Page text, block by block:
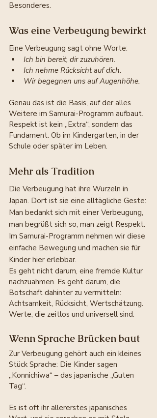
Besonderes.
Was eine Verbeugung bewirkt
Eine Verbeugung sagt ohne Worte:
Ich bin bereit, dir zuzuhören.
Ich nehme Rücksicht auf dich.
Wir begegnen uns auf Augenhöhe.
Genau das ist die Basis, auf der alles
Weitere im Samurai-Programm aufbaut.
Respekt ist kein „Extra“, sondern das
Fundament. Ob im Kindergarten, in der
Schule oder später im Leben.
Mehr als Tradition
Die Verbeugung hat ihre Wurzeln in
Japan. Dort ist sie eine alltägliche Geste:
Man bedankt sich mit einer Verbeugung,
man begrüßt sich so, man zeigt Respekt.
Im Samurai-Programm nehmen wir diese
einfache Bewegung und machen sie für
Kinder hier erlebbar.
Es geht nicht darum, eine fremde Kultur
nachzuahmen. Es geht darum, die
Botschaft dahinter zu vermitteln:
Achtsamkeit, Rücksicht, Wertschätzung.
Werte, die zeitlos und universell sind.
Wenn Sprache Brücken baut
Zur Verbeugung gehört auch ein kleines
Stück Sprache: Die Kinder sagen
„Konnichiwa“ – das japanische „Guten
Tag“.
Es ist oft ihr allererstes japanisches